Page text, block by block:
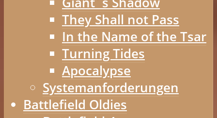
They Shall not Pass
In the Name of the Tsar
Turning Tides
Apocalypse
Systemanforderungen
Battlefield Oldies